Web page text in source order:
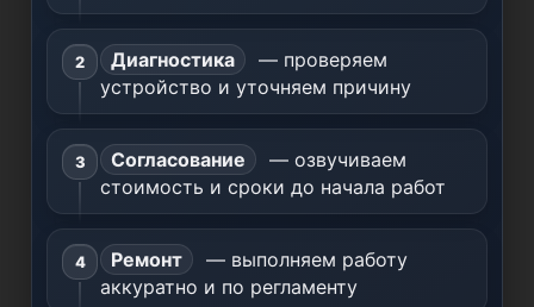
Диагностика
— проверяем
устройство и уточняем причину
Согласование
— озвучиваем
стоимость и сроки до начала работ
Ремонт
— выполняем работу
аккуратно и по регламенту